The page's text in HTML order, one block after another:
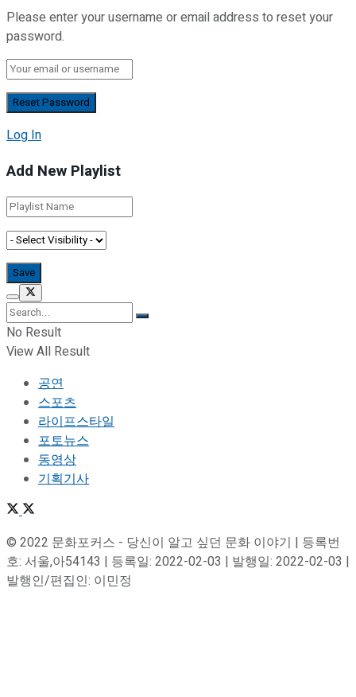
Please enter your username or email address to reset your
password.
Log In
Add New Playlist
No Result
View All Result
공연
스포츠
라이프스타일
포토뉴스
동영상
기획기사
© 2022 문화포커스 - 당신이 알고 싶던 문화 이야기 | 등록번
호: 서울,아54143 | 등록일: 2022-02-03 | 발행일: 2022-02-03 |
발행인/편집인: 이민정